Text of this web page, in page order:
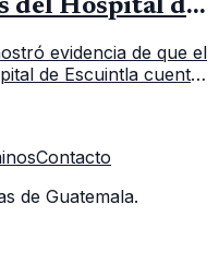
del Hospital de
evidencia de que el
de Escuintla cuenta
Contacto
de Guatemala.